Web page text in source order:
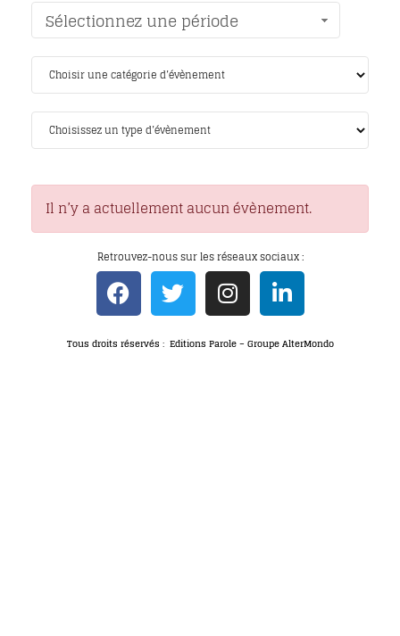
Sélectionnez une période
Il n’y a actuellement aucun évènement.
Retrouvez-nous sur les réseaux sociaux :
Tous droits réservés : Editions Parole – Groupe AlterMondo